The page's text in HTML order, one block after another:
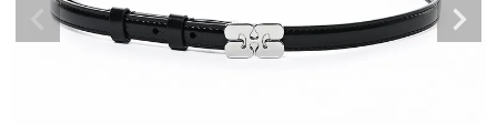
OUTLET